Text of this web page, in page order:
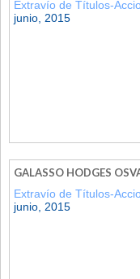
Extravío de Títulos-
junio, 2015
GALASSO HODGES
Extravío de Títulos-
junio, 2015